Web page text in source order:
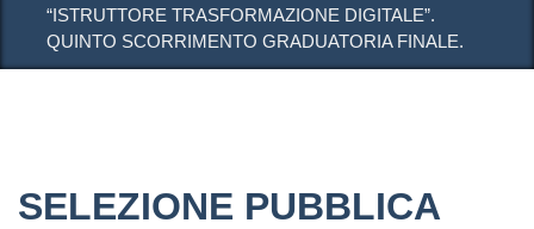
“ISTRUTTORE TRASFORMAZIONE DIGITALE”.
QUINTO SCORRIMENTO GRADUATORIA FINALE.
SELEZIONE PUBBLICA